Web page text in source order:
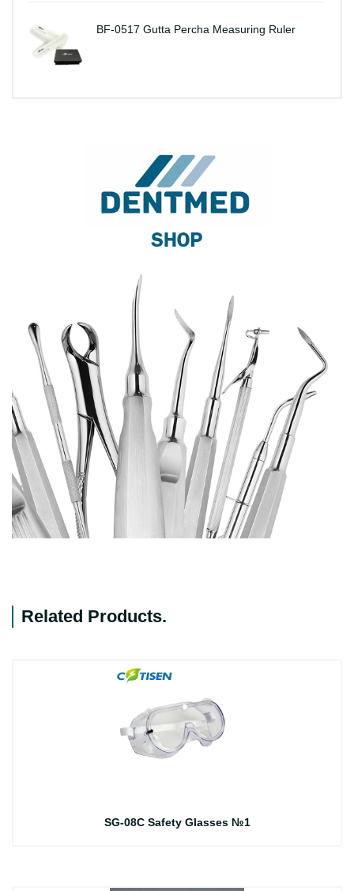
BF-0517 Gutta Percha Measuring Ruler
Related Products.
SG-08C Safety Glasses №1